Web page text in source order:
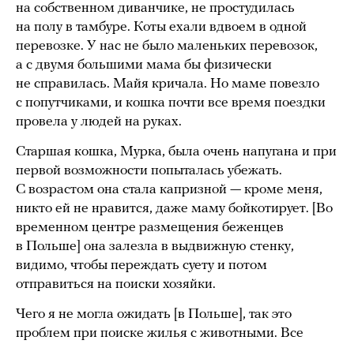
на собственном диванчике, не простудилась
на полу в тамбуре. Коты ехали вдвоем в одной
перевозке. У нас не было маленьких перевозок,
а с двумя большими мама бы физически
не справилась. Майя кричала. Но маме повезло
с попутчиками, и кошка почти все время поездки
провела у людей на руках.
Старшая кошка, Мурка, была очень напугана и при
первой возможности попыталась убежать.
С возрастом она стала капризной — кроме меня,
никто ей не нравится, даже маму бойкотирует. [Во
временном центре размещения беженцев
в Польше] она залезла в выдвижную стенку,
видимо, чтобы переждать суету и потом
отправиться на поиски хозяйки.
Чего я не могла ожидать [в Польше], так это
проблем при поиске жилья с животными. Все